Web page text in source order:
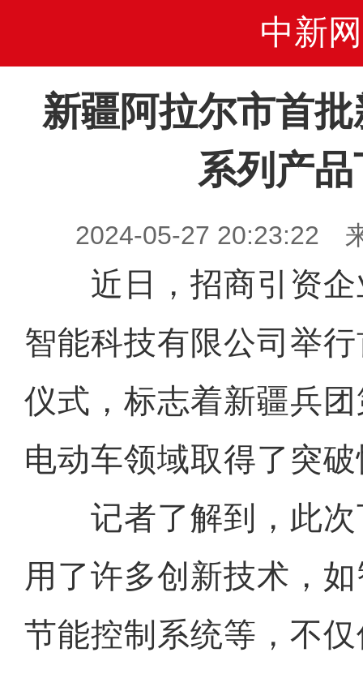
中新网
新疆阿拉尔市首
系列产
2024-05-27 20:23:22
近日，招商引资企
智能科技有限公司举
仪式，标志着新疆兵
电动车领域取得了突
记者了解到，此次
用了许多创新技术，
节能控制系统等，不